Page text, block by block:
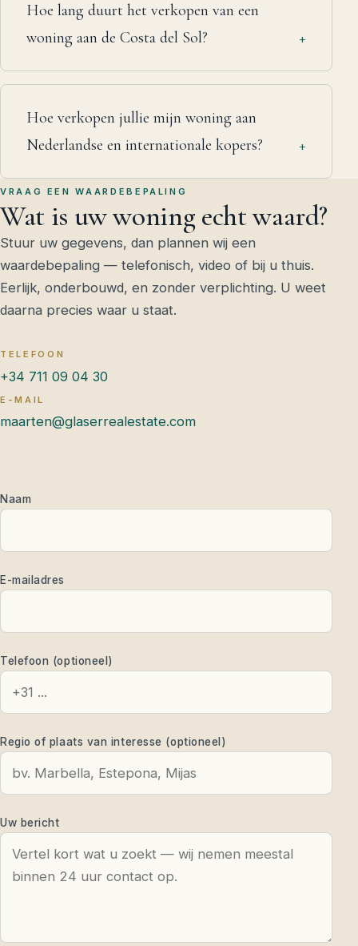
Hoe lang duurt het verkopen van een
woning aan de Costa del Sol?
Hoe verkopen jullie mijn woning aan
Nederlandse en internationale kopers?
VRAAG EEN WAARDEBEPALING
Wat is uw woningecht waard?
Stuur uw gegevens, dan plannen wij een
waardebepaling — telefonisch, video of bij u thuis.
Eerlijk, onderbouwd, en zonder verplichting. U weet
daarna precies waar u staat.
TELEFOON
+34 711 09 04 30
E-MAIL
maarten@glaserrealestate.com
Naam
E-mailadres
Telefoon (optioneel)
Regio of plaats van interesse (optioneel)
Uw bericht